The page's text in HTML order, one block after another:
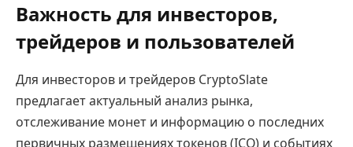
Важность для инвесторов,
трейдеров и пользователей
Для инвесторов и трейдеров CryptoSlate
предлагает актуальный анализ рынка,
отслеживание монет и информацию о последних
первичных размещениях токенов (ICO) и событиях